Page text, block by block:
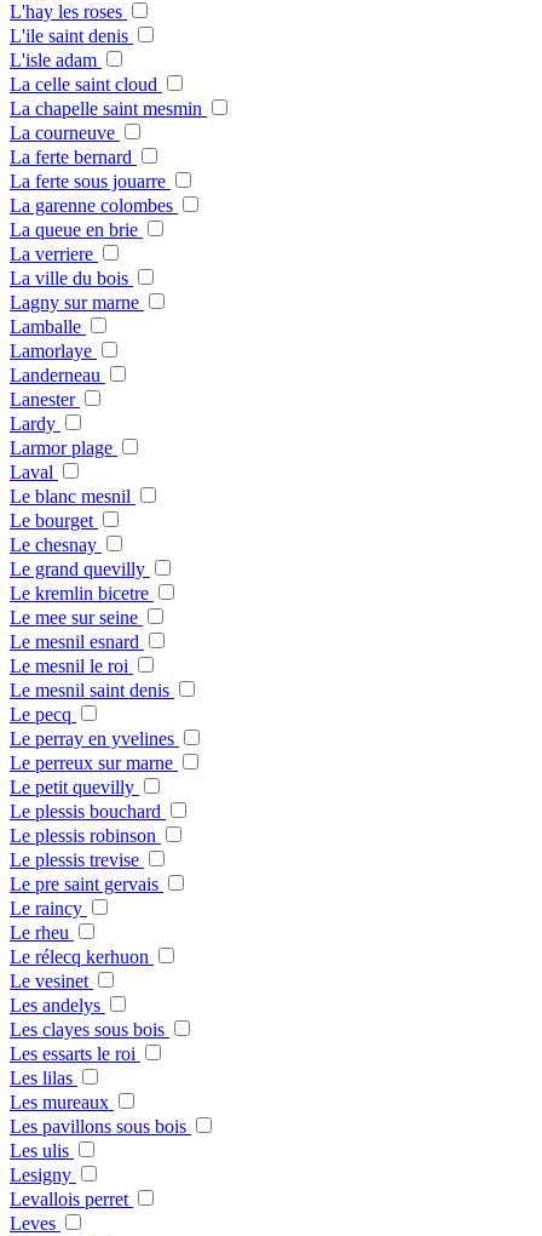
L'hay les roses
L'ile saint denis
L'isle adam
La celle saint cloud
La chapelle saint mesmin
La courneuve
La ferte bernard
La ferte sous jouarre
La garenne colombes
La queue en brie
La verriere
La ville du bois
Lagny sur marne
Lamballe
Lamorlaye
Landerneau
Lanester
Lardy
Larmor plage
Laval
Le blanc mesnil
Le bourget
Le chesnay
Le grand quevilly
Le kremlin bicetre
Le mee sur seine
Le mesnil esnard
Le mesnil le roi
Le mesnil saint denis
Le pecq
Le perray en yvelines
Le perreux sur marne
Le petit quevilly
Le plessis bouchard
Le plessis robinson
Le plessis trevise
Le pre saint gervais
Le raincy
Le rheu
Le rélecq kerhuon
Le vesinet
Les andelys
Les clayes sous bois
Les essarts le roi
Les lilas
Les mureaux
Les pavillons sous bois
Les ulis
Lesigny
Levallois perret
Leves